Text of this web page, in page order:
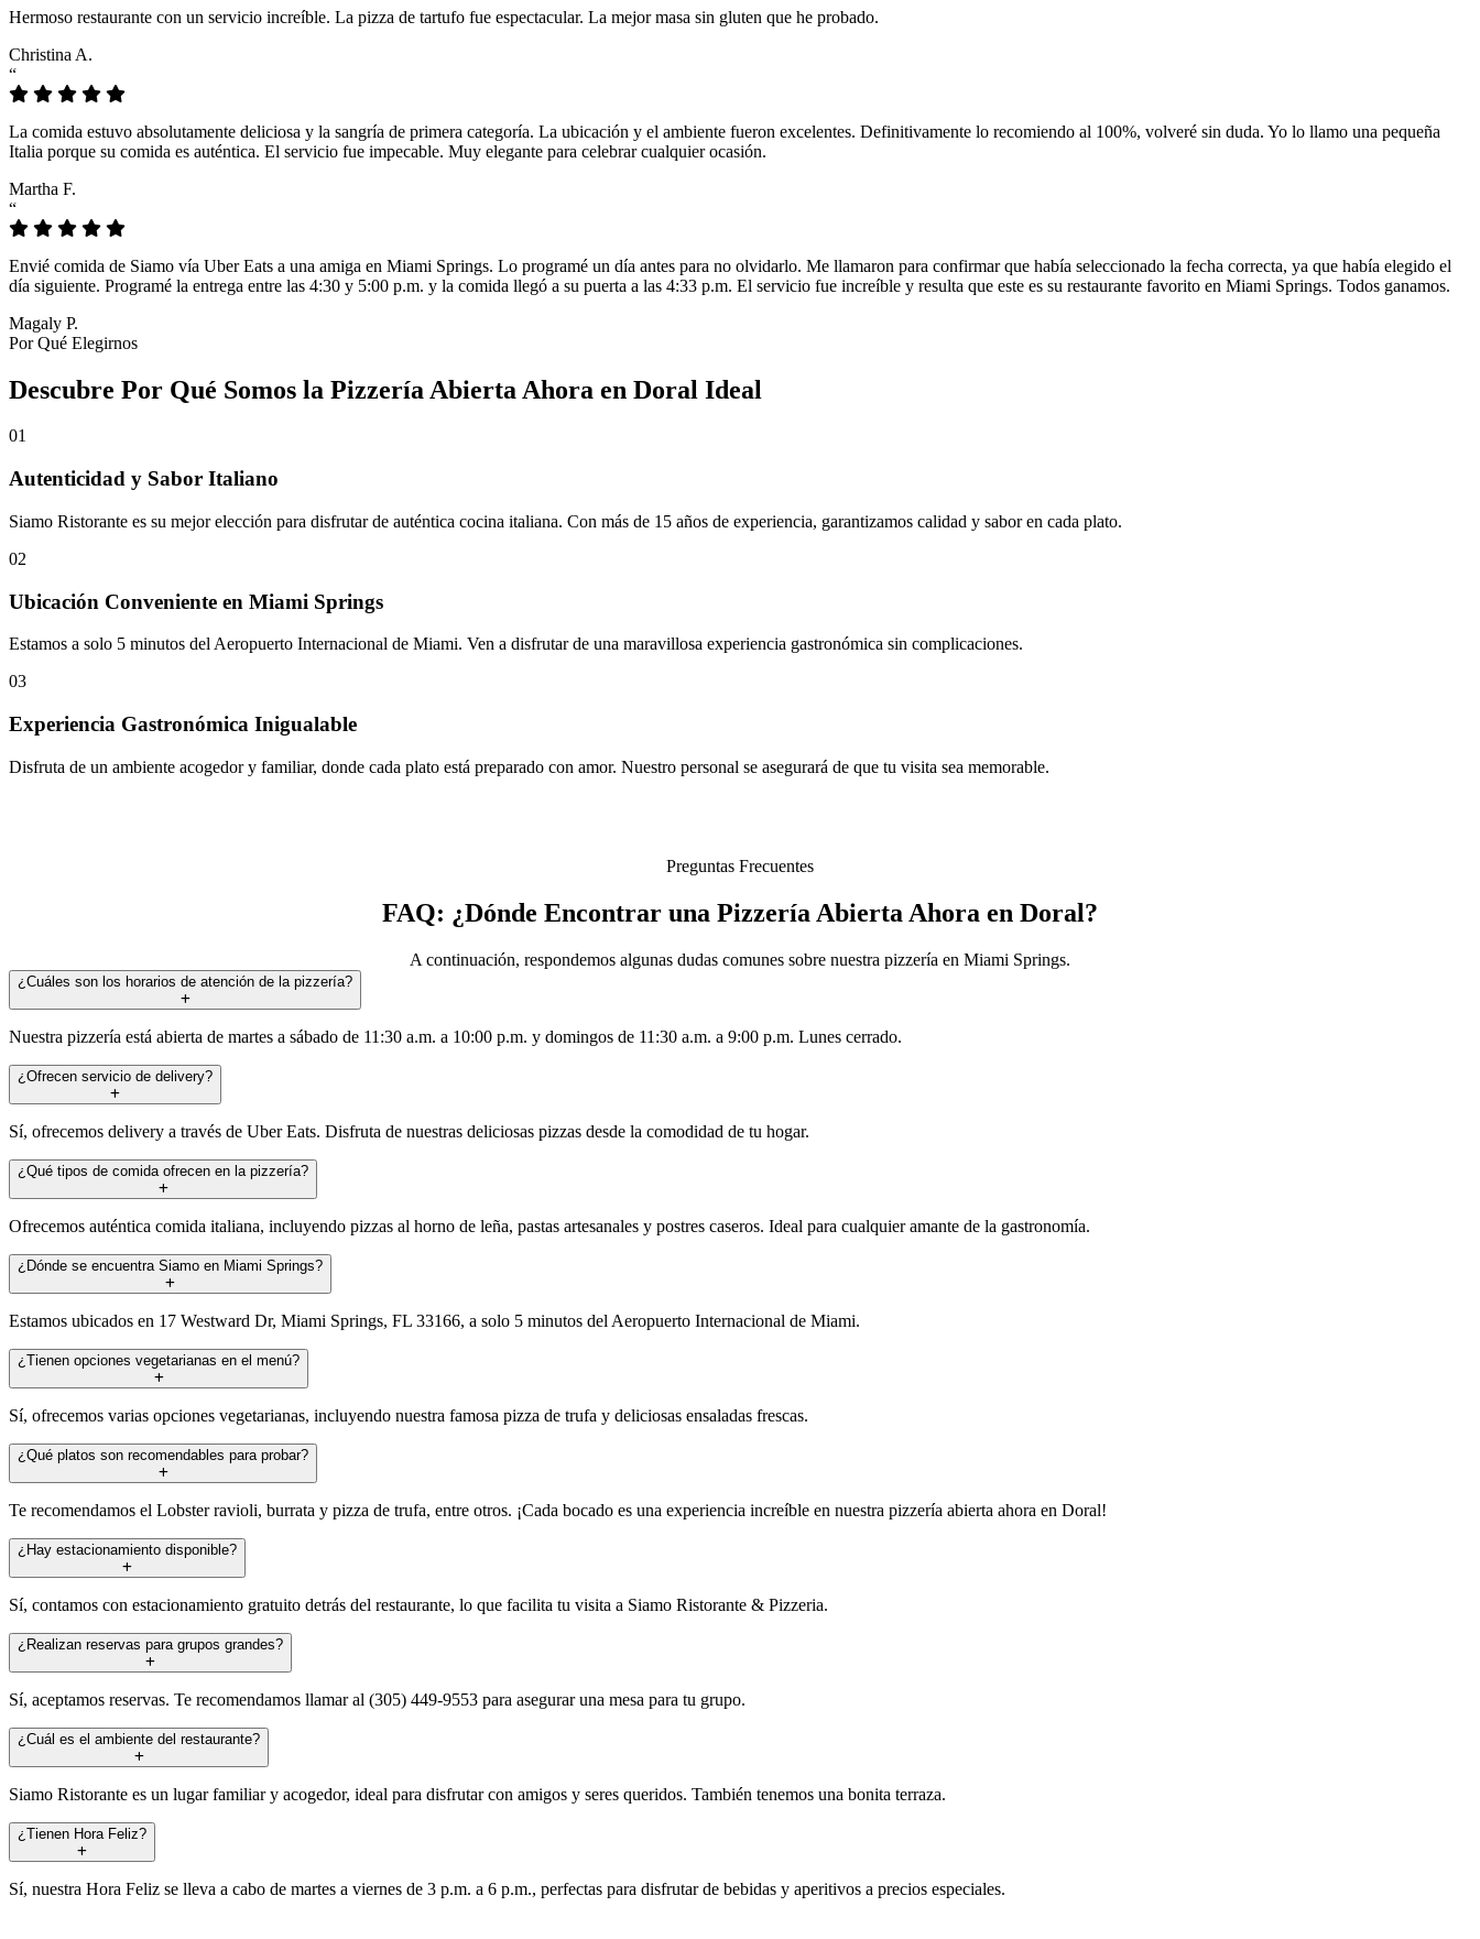
Hermoso restaurante con un servicio increíble. La pizza de tartufo fue espectacular. La mejor masa sin gluten que he probado.
Christina A.
“
La comida estuvo absolutamente deliciosa y la sangría de primera categoría. La ubicación y el ambiente fueron excelentes. Definitivamente lo recomiendo al 100%, volveré sin duda. Yo lo llamo una pequeña
Italia porque su comida es auténtica. El servicio fue impecable. Muy elegante para celebrar cualquier ocasión.
Martha F.
“
Envié comida de Siamo vía Uber Eats a una amiga en Miami Springs. Lo programé un día antes para no olvidarlo. Me llamaron para confirmar que había seleccionado la fecha correcta, ya que había elegido el
día siguiente. Programé la entrega entre las 4:30 y 5:00 p.m. y la comida llegó a su puerta a las 4:33 p.m. El servicio fue increíble y resulta que este es su restaurante favorito en Miami Springs. Todos ganamos.
Magaly P.
Por Qué Elegirnos
Descubre Por Qué Somos la Pizzería Abierta Ahora en Doral Ideal
01
Autenticidad y Sabor Italiano
Siamo Ristorante es su mejor elección para disfrutar de auténtica cocina italiana. Con más de 15 años de experiencia, garantizamos calidad y sabor en cada plato.
02
Ubicación Conveniente en Miami Springs
Estamos a solo 5 minutos del Aeropuerto Internacional de Miami. Ven a disfrutar de una maravillosa experiencia gastronómica sin complicaciones.
03
Experiencia Gastronómica Inigualable
Disfruta de un ambiente acogedor y familiar, donde cada plato está preparado con amor. Nuestro personal se asegurará de que tu visita sea memorable.
Preguntas Frecuentes
FAQ: ¿Dónde Encontrar una Pizzería Abierta Ahora en Doral?
A continuación, respondemos algunas dudas comunes sobre nuestra pizzería en Miami Springs.
¿Cuáles son los horarios de atención de la pizzería?
Nuestra pizzería está abierta de martes a sábado de 11:30 a.m. a 10:00 p.m. y domingos de 11:30 a.m. a 9:00 p.m. Lunes cerrado.
¿Ofrecen servicio de delivery?
Sí, ofrecemos delivery a través de Uber Eats. Disfruta de nuestras deliciosas pizzas desde la comodidad de tu hogar.
¿Qué tipos de comida ofrecen en la pizzería?
Ofrecemos auténtica comida italiana, incluyendo pizzas al horno de leña, pastas artesanales y postres caseros. Ideal para cualquier amante de la gastronomía.
¿Dónde se encuentra Siamo en Miami Springs?
Estamos ubicados en 17 Westward Dr, Miami Springs, FL 33166, a solo 5 minutos del Aeropuerto Internacional de Miami.
¿Tienen opciones vegetarianas en el menú?
Sí, ofrecemos varias opciones vegetarianas, incluyendo nuestra famosa pizza de trufa y deliciosas ensaladas frescas.
¿Qué platos son recomendables para probar?
Te recomendamos el Lobster ravioli, burrata y pizza de trufa, entre otros. ¡Cada bocado es una experiencia increíble en nuestra pizzería abierta ahora en Doral!
¿Hay estacionamiento disponible?
Sí, contamos con estacionamiento gratuito detrás del restaurante, lo que facilita tu visita a Siamo Ristorante & Pizzeria.
¿Realizan reservas para grupos grandes?
Sí, aceptamos reservas. Te recomendamos llamar al (305) 449-9553 para asegurar una mesa para tu grupo.
¿Cuál es el ambiente del restaurante?
Siamo Ristorante es un lugar familiar y acogedor, ideal para disfrutar con amigos y seres queridos. También tenemos una bonita terraza.
¿Tienen Hora Feliz?
Sí, nuestra Hora Feliz se lleva a cabo de martes a viernes de 3 p.m. a 6 p.m., perfectas para disfrutar de bebidas y aperitivos a precios especiales.